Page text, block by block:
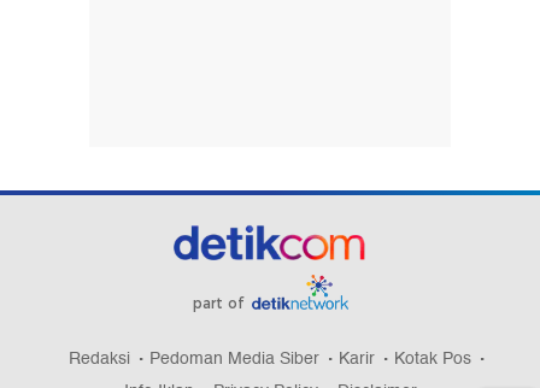
part of
Redaksi Pedoman Media Siber Karir
Kotak Pos